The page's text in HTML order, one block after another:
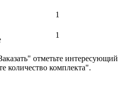
1
1
отметьте интересующий
количество комплекта".